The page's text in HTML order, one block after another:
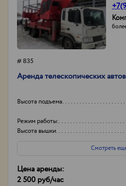
# 835
Аренда телескопических
Высота подъема
Режим работы:
Высота вышки
Оборудование
Смотреть
Цена аренды:
2 500 руб/час